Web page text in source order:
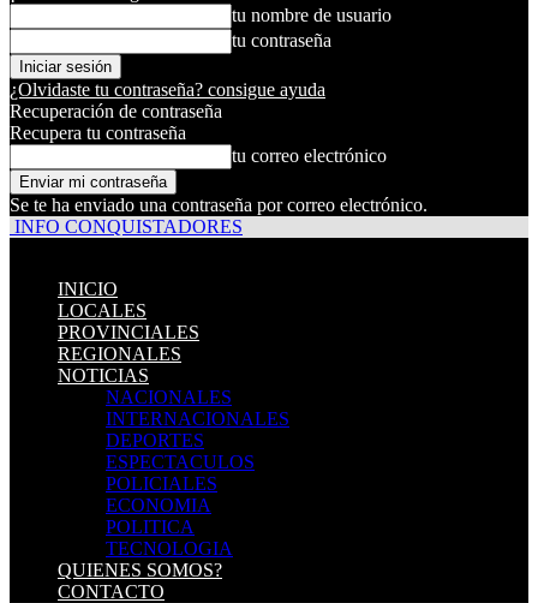
tu nombre de usuario
tu contraseña
¿Olvidaste tu contraseña? consigue ayuda
Recuperación de contraseña
Recupera tu contraseña
tu correo electrónico
Se te ha enviado una contraseña por correo electrónico.
INFO CONQUISTADORES
INICIO
LOCALES
PROVINCIALES
REGIONALES
NOTICIAS
NACIONALES
INTERNACIONALES
DEPORTES
ESPECTACULOS
POLICIALES
ECONOMIA
POLITICA
TECNOLOGIA
QUIENES SOMOS?
CONTACTO